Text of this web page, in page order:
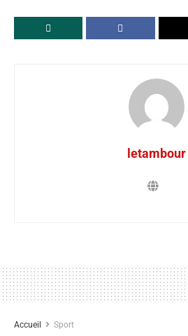
letambour
Accueil Sport